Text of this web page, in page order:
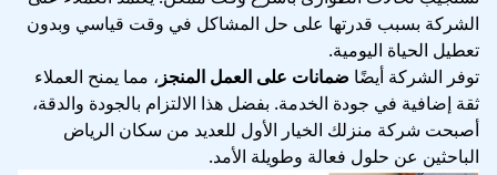
الشركة بسبب قدرتها على حل المشاكل في وقت قياسي وبدون
تعطيل الحياة اليومية.
توفر الشركة أيضًا ضمانات على العمل المنجز ، مما يمنح العملاء
ثقة إضافية في جودة الخدمة. بفضل هذا الالتزام بالجودة والدقة،
أصبحت شركة منزلك الخيار الأول للعديد من سكان الرياض
الباحثين عن حلول فعالة وطويلة الأمد.